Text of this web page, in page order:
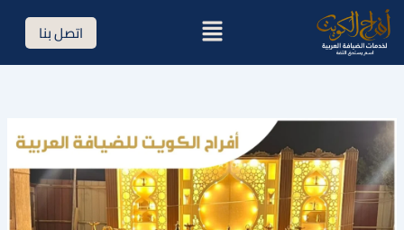
تخطي
إلى
المحتوى
القائمة اتصل بنا